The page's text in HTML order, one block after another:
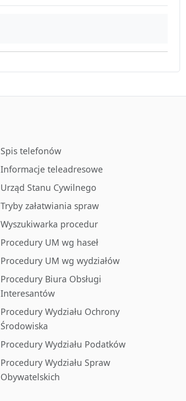
Spis telefonów
Informacje teleadresowe
Urząd Stanu Cywilnego
Tryby załatwiania spraw
Wyszukiwarka procedur
Procedury UM wg haseł
Procedury UM wg wydziałów
Procedury Biura Obsługi
Interesantów
Procedury Wydziału Ochrony
Środowiska
Procedury Wydziału Podatków
Procedury Wydziału Spraw
Obywatelskich